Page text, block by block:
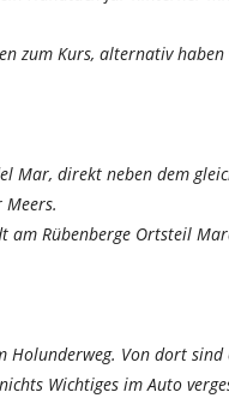
zum Kurs, alternativ
Mar, direkt neben dem
am Rübenberge Ortsteil
Holunderweg. Von dort
Wichtiges im Auto